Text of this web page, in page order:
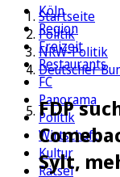
Köln
Region
Freizeit
Restaurants
FC
Panorama
Politik
Wirtschaft
Kultur
Rätsel
Startseite
Politik
NRW-Politik
Deutscher
FDP
Sylt,